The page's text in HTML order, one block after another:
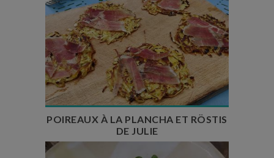
Temps de préparation : 30 min
Temps de cuisson : 15 min
Nombre de couverts : 6
POIREAUX À LA PLANCHA ET RÖSTIS
DE JULIE